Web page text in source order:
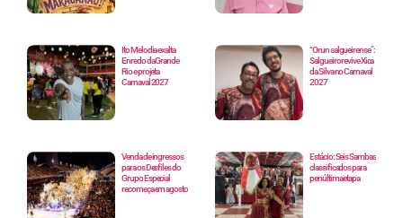
Ito Melodia exalta
Enredo da Grande
Rio e projeta
Carnaval 2027
“Orun salgueirense”:
Salgueiro revive Xica
da Silva no Carnaval
2027
Venda de ingressos
para os Desfiles do
Grupo Especial
recomeça em agosto
Estácio: Seis Sambas
classificados para
penúltima etapa